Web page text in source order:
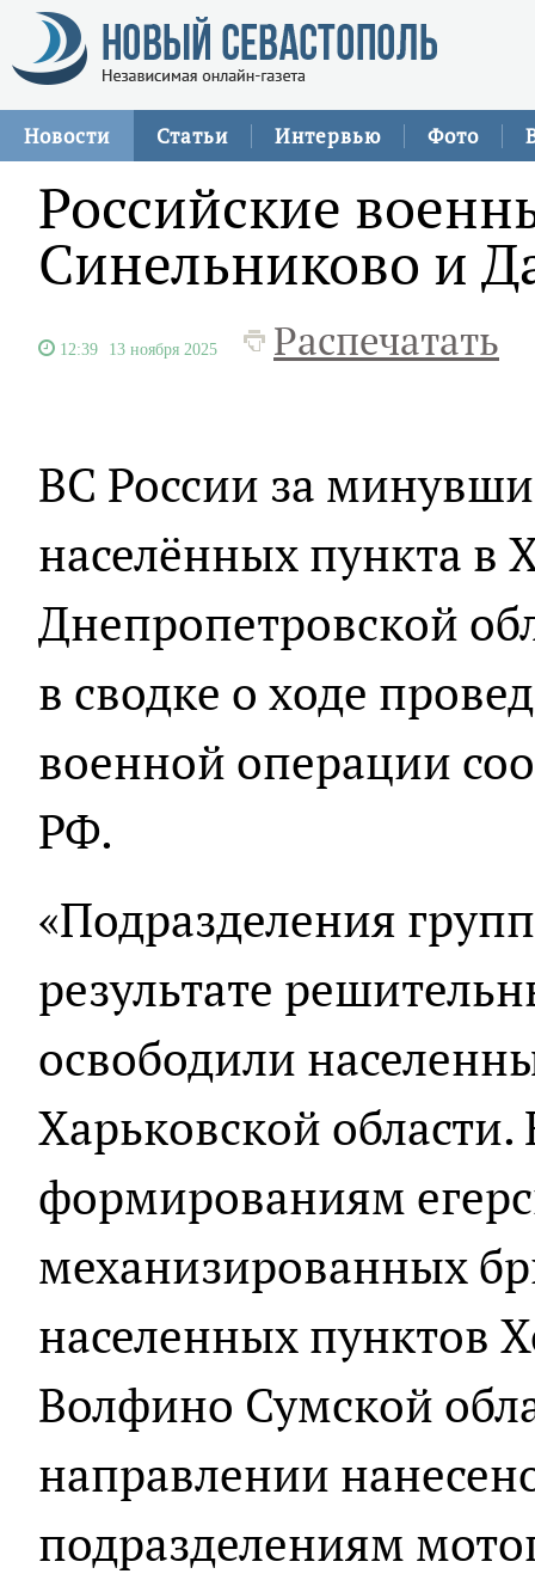
Новости Статьи Интервью Фото
Российские
Синельниково и
12:39 13 ноября 2025 Распечатать
ВС России за
населённых пункта в
Днепропетровской
в сводке о ходе
военной операции
РФ.
«Подразделения
результате
освободили
Харьковской
формированиям
механизированных
населенных пунктов
Волфино Сумской
направлении
подразделениям